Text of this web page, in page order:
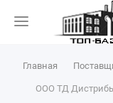
Главная
ООО ТД